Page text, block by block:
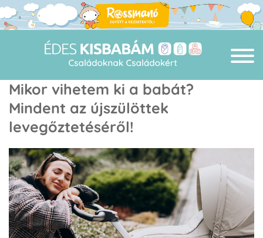
Mikor vihetem ki a babát?
Mindent az újszülöttek
levegőztetéséről!